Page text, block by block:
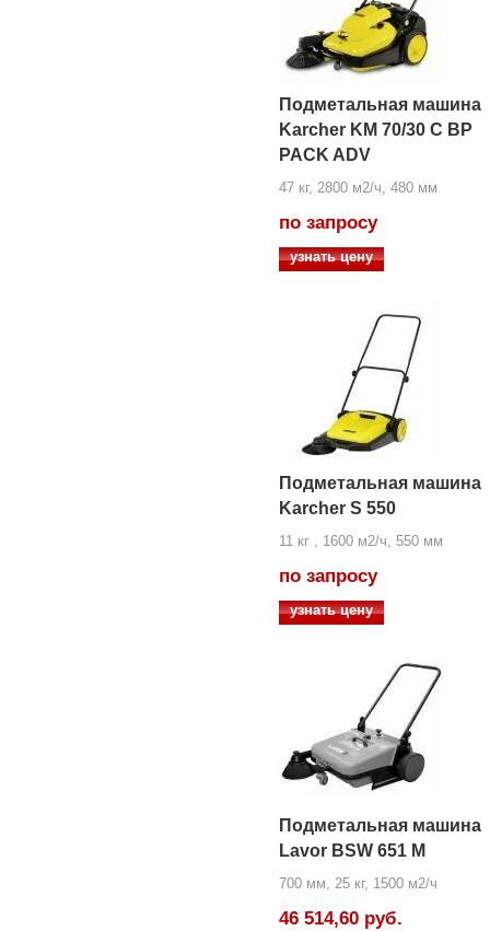
Подметальная машина
Karcher KM 70/30 C BP
PACK ADV
47 кг, 2800 м2/ч, 480 мм
по запросу
узнать цену
Подметальная машина
Karcher S 550
11 кг , 1600 м2/ч, 550 мм
по запросу
узнать цену
Подметальная машина
Lavor BSW 651 M
700 мм, 25 кг, 1500 м2/ч
46 514,60 руб.